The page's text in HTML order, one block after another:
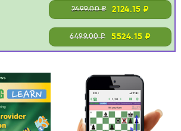
2499.00 ₽ 2124.15 ₽
6499.00 ₽ 5524.15 ₽